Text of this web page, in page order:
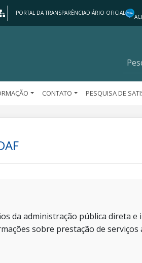
PORTAL DA TRANSPARÊNCIADIÁRIO OFICIAL
CONTATO PESQUISA DE
da administração pública direta
sobre prestação de serviços